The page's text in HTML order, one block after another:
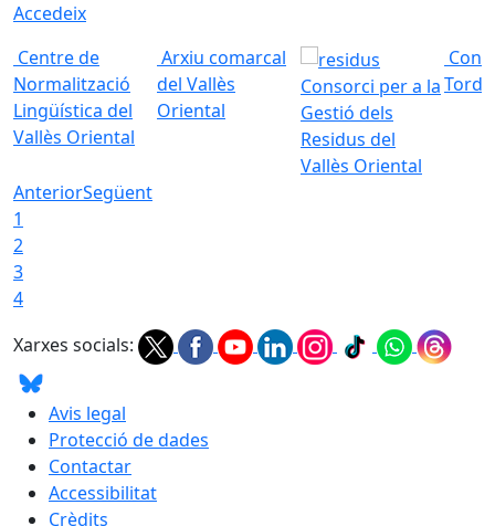
Accedeix
Centre de
Normalització
Lingüística del
Vallès Oriental
Arxiu comarcal
del Vallès
Oriental
Consorci per a la
Gestió dels
Residus del
Vallès Oriental
AnteriorSegüent
1
2
3
4
Xarxes socials:
Avis legal
Protecció de dades
Contactar
Accessibilitat
Crèdits